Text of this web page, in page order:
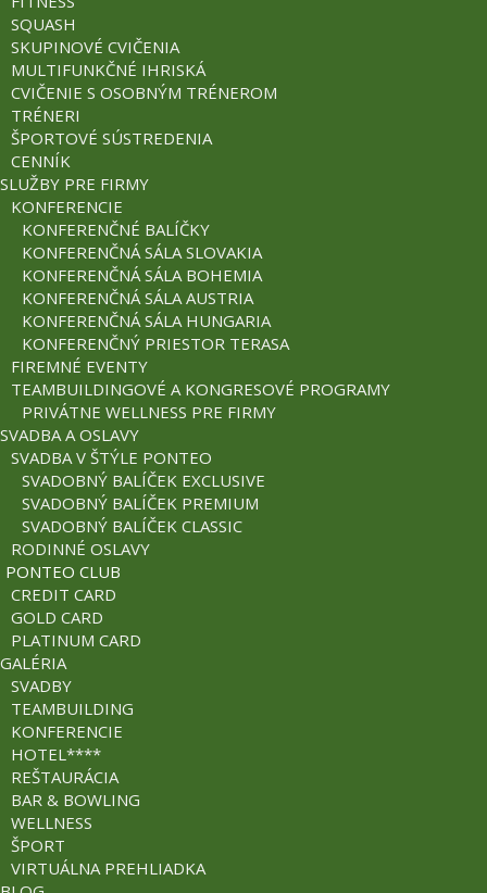
SQUASH
SKUPINOVÉ CVIČENIA
MULTIFUNKČNÉ IHRISKÁ
CVIČENIE S OSOBNÝM TRÉNEROM
TRÉNERI
ŠPORTOVÉ SÚSTREDENIA
CENNÍK
SLUŽBY PRE FIRMY
KONFERENCIE
KONFERENČNÉ BALÍČKY
KONFERENČNÁ SÁLA SLOVAKIA
KONFERENČNÁ SÁLA BOHEMIA
KONFERENČNÁ SÁLA AUSTRIA
KONFERENČNÁ SÁLA HUNGARIA
KONFERENČNÝ PRIESTOR TERASA
FIREMNÉ EVENTY
TEAMBUILDINGOVÉ A KONGRESOVÉ PROGRAMY
PRIVÁTNE WELLNESS PRE FIRMY
SVADBA A OSLAVY
SVADBA V ŠTÝLE PONTEO
SVADOBNÝ BALÍČEK EXCLUSIVE
SVADOBNÝ BALÍČEK PREMIUM
SVADOBNÝ BALÍČEK CLASSIC
RODINNÉ OSLAVY
PONTEO CLUB
CREDIT CARD
GOLD CARD
PLATINUM CARD
GALÉRIA
SVADBY
TEAMBUILDING
KONFERENCIE
HOTEL****
REŠTAURÁCIA
BAR & BOWLING
WELLNESS
ŠPORT
VIRTUÁLNA PREHLIADKA